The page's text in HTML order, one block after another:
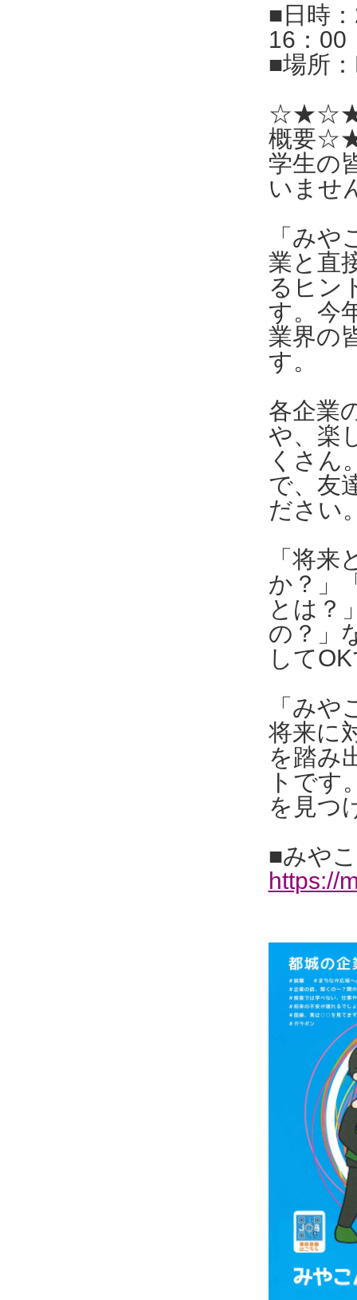
■日時
16：00
■場所
☆★☆★
概要
学生の
いませ
「み
業と直
るヒン
す。今
業界の
す。
各企業
や、楽
くさん
で、友
ださい
「将
か？」
とは？
の？」
して
「み
将来に
を踏み
トです
を見つ
■みや
https://